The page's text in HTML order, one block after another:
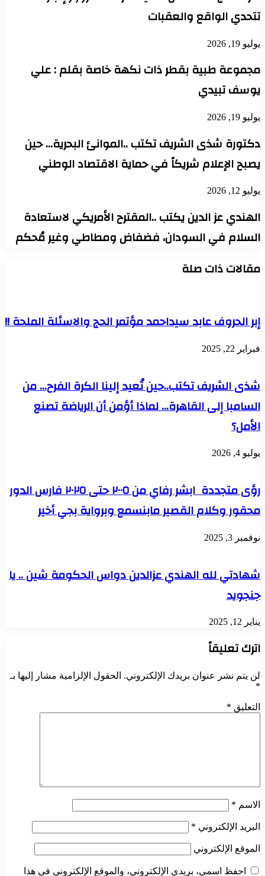
تتحدي الواقع والعقبات
يوليو 19, 2026
مجموعة طبية بقطر ذات نكهة خاصة بقلم : علي
يوسف تبيدي
يوليو 19, 2026
دكتورة شذى الشريف تكتب ..الموانئ البحرية… حين
يصبح الإعلام شريكاً في حماية الاقتصاد الوطني
يوليو 12, 2026
الهندي عز الدين يكتب ..المقترح الأمريكي لاستعادة
السلام في السودان، فضفاض ومطاطي وغير مُحكم
مقالات ذات صلة
إبر الحروف عابد سيداحمد مؤتمر الحج والاسئلة الملحة !!
فبراير 22, 2025
شذى الشريف تكتب..حين تُعيد إلينا الكرة الفرح… من
السامبا إلى القاهرة… لماذا أؤمن أن الرياضة تصنع
الأمل؟
يوليو 4, 2026
رؤى متجددة ابشر رفاي من ٢٠٠٥ حتى ٢٠٢٥ فارس الدور
محقور وكلام القصير مابنسمع وبرواية بجي أخير
نوفمبر 3, 2025
شهادتي لله الهندي عزالدين دواس الحكومة شين .. يا
جنجويد
يناير 12, 2025
اترك تعليقاً
لن يتم نشر عنوان بريدك الإلكتروني. الحقول الإلزامية مشار إليها بـ
*
التعليق *
الاسم *
البريد الإلكتروني *
الموقع الإلكتروني
احفظ اسمي، بريدي الإلكتروني، والموقع الإلكتروني في هذا